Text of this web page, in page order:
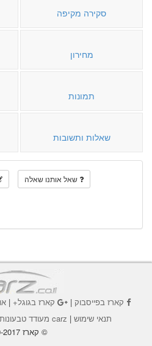
סקירה מקיפה
מחירון
תמונות
שאלות ותשובות
שאל אותנו שאלה
קארז בפייסבוק| קארז בגוגל+|
תנאי שימוש | carz מעודד טבעונות
© קארז 2010-2017